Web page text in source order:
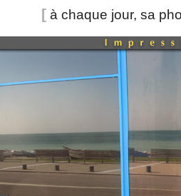
[à chaque jour, sa